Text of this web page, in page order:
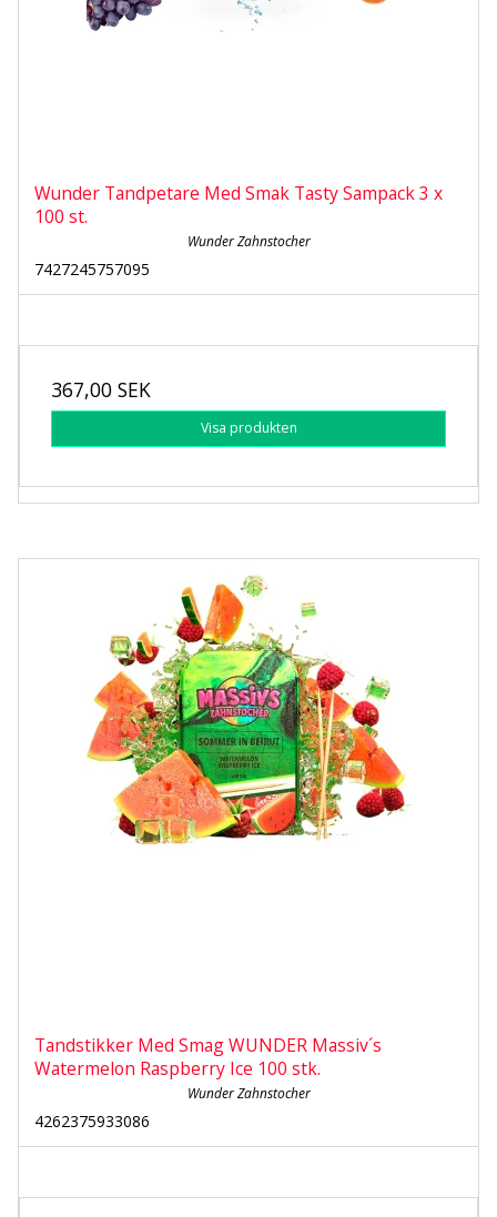
Wunder Tandpetare Med Smak Tasty Sampack 3 x
100 st.
Wunder Zahnstocher
7427245757095
367,00 SEK
Visa produkten
Tandstikker Med Smag WUNDER Massiv´s
Watermelon Raspberry Ice 100 stk.
Wunder Zahnstocher
4262375933086